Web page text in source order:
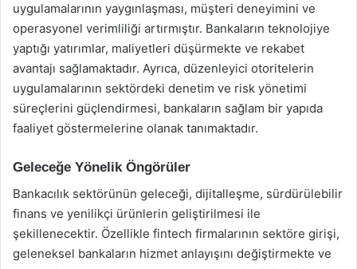
uygulamalarının yaygınlaşması, müşteri deneyimini ve
operasyonel verimliliği artırmıştır. Bankaların teknolojiye
yaptığı yatırımlar, maliyetleri düşürmekte ve rekabet
avantajı sağlamaktadır. Ayrıca, düzenleyici otoritelerin
uygulamalarının sektördeki denetim ve risk yönetimi
süreçlerini güçlendirmesi, bankaların sağlam bir yapıda
faaliyet göstermelerine olanak tanımaktadır.
Geleceğe Yönelik Öngörüler
Bankacılık sektörünün geleceği, dijitalleşme, sürdürülebilir
finans ve yenilikçi ürünlerin geliştirilmesi ile
şekillenecektir. Özellikle fintech firmalarının sektöre girişi,
geleneksel bankaların hizmet anlayışını değiştirmekte ve